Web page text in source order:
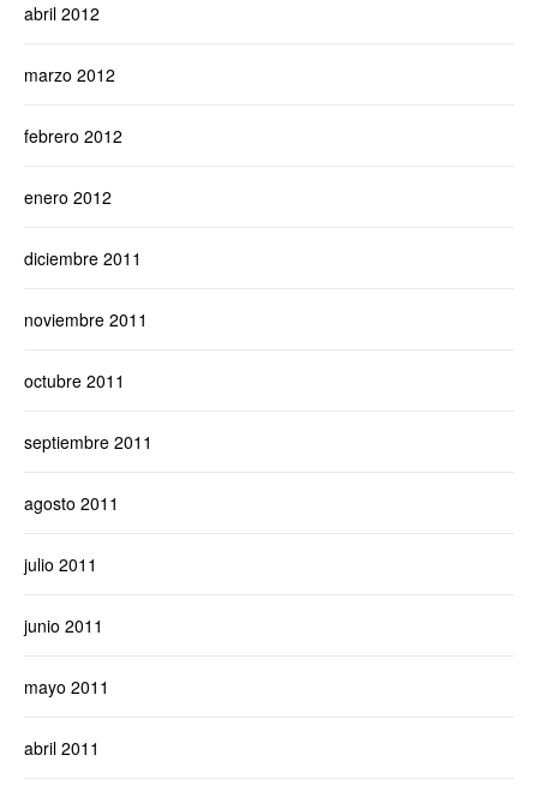
abril 2012
marzo 2012
febrero 2012
enero 2012
diciembre 2011
noviembre 2011
octubre 2011
septiembre 2011
agosto 2011
julio 2011
junio 2011
mayo 2011
abril 2011